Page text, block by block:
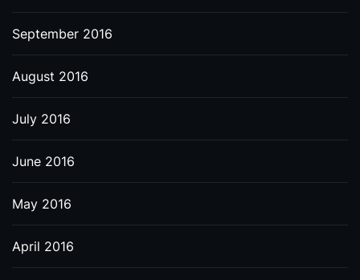
September 2016
August 2016
July 2016
June 2016
May 2016
April 2016